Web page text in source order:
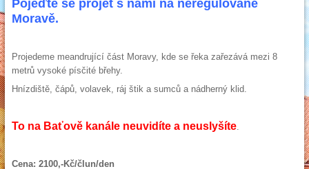
Pojeďte se projet s námi na neregulované
Moravě.
Projedeme meandrující část Moravy, kde se řeka zařezává mezi 8
metrů vysoké písčité břehy.
Hnízdiště, čápů, volavek, ráj štik a sumců a nádherný klid.
To na Baťově kanále neuvidíte a neuslyšíte.
Cena: 2100,-Kč/člun/den